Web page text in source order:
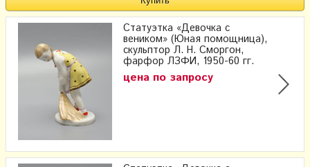
Статуэтка «Девочка с
веником» (Юная помощница),
скульптор Л. Н. Сморгон,
фарфор ЛЗФИ, 1950-60 гг.
цена по запросу